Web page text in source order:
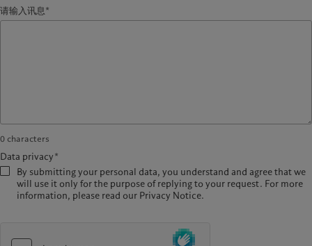
请输入讯息*
0 characters
Data privacy*
By submitting your personal data, you understand and agree that we
will use it only for the purpose of replying to your request. For more
information, please read our Privacy Notice.